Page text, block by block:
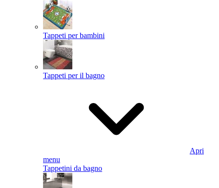
Tappeti per bambini
Tappeti per il bagno
Apri
menu
Tappetini da bagno